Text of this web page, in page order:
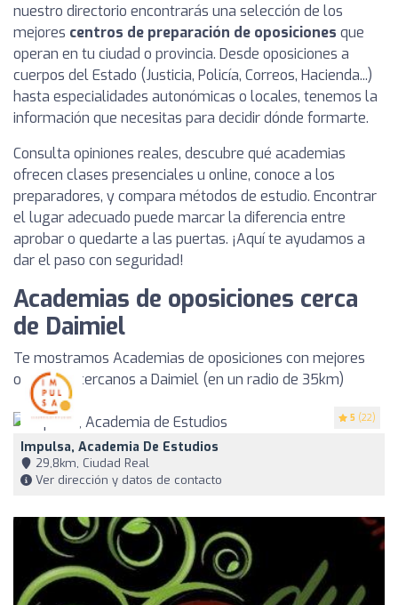
nuestro directorio encontrarás una selección de los
mejores centros de preparación de oposiciones que
operan en tu ciudad o provincia. Desde oposiciones a
cuerpos del Estado (Justicia, Policía, Correos, Hacienda...)
hasta especialidades autonómicas o locales, tenemos la
información que necesitas para decidir dónde formarte.
Consulta opiniones reales, descubre qué academias
ofrecen clases presenciales u online, conoce a los
preparadores, y compara métodos de estudio. Encontrar
el lugar adecuado puede marcar la diferencia entre
aprobar o quedarte a las puertas. ¡Aquí te ayudamos a
dar el paso con seguridad!
Academias de oposiciones cerca
de Daimiel
Te mostramos Academias de oposiciones con mejores
opiniones cercanos a Daimiel (en un radio de 35km)
5 (22)
Impulsa, Academia De Estudios
29,8km, Ciudad Real
Ver dirección y datos de contacto